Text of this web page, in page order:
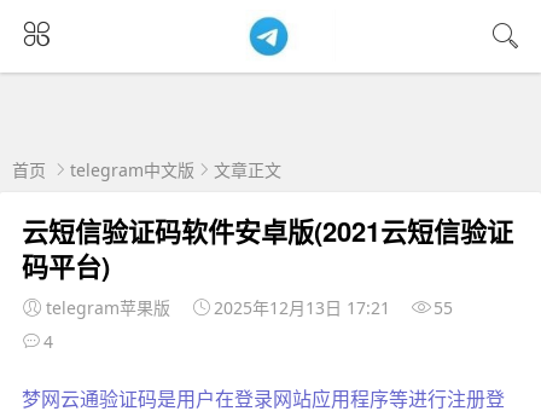
首页 telegram中文版 文章正文
云短信验证码软件安卓版(2021云短信验证
码平台)
telegram苹果版 2025年12月13日 17:21
55
4
梦网云通验证码是用户在登录网站应用程序等进行注册登